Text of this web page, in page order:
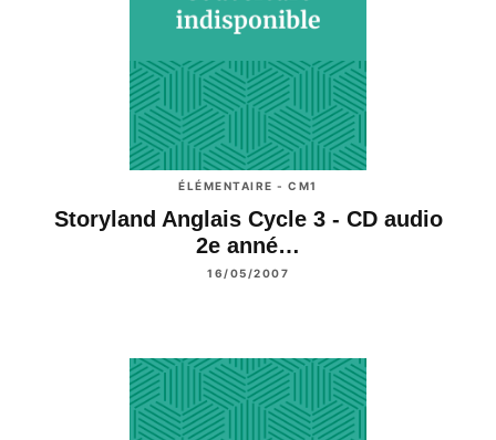
ÉLÉMENTAIRE - CM1
Storyland Anglais Cycle 3 - CD audio
2e anné…
16/05/2007